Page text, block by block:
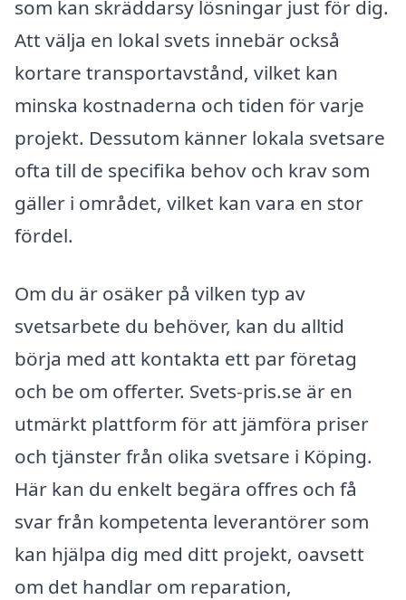
som kan skräddarsy lösningar just för dig.
Att välja en lokal svets innebär också
kortare transportavstånd, vilket kan
minska kostnaderna och tiden för varje
projekt. Dessutom känner lokala svetsare
ofta till de specifika behov och krav som
gäller i området, vilket kan vara en stor
fördel.
Om du är osäker på vilken typ av
svetsarbete du behöver, kan du alltid
börja med att kontakta ett par företag
och be om offerter. Svets-pris.se är en
utmärkt plattform för att jämföra priser
och tjänster från olika svetsare i Köping.
Här kan du enkelt begära offres och få
svar från kompetenta leverantörer som
kan hjälpa dig med ditt projekt, oavsett
om det handlar om reparation,